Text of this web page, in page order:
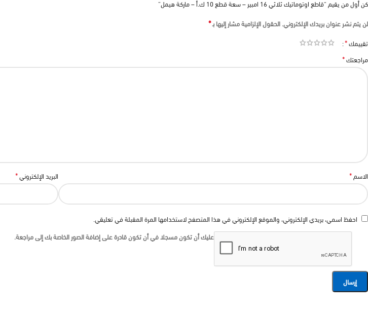
كن أول من يقيم “قاطع اوتوماتيك ثلاثي 16 امبير – سعة قطع 10 ك.أ – ماركة هيمل”
لن يتم نشر عنوان بريدك الإلكتروني.الحقول الإلزامية مشار إليها بـ*
تقييمك*
مراجعتك*
الاسم* البريد الإلكتروني*
احفظ اسمي، بريدي الإلكتروني، والموقع الإلكتروني في هذا المتصفح لاستخدامها المرة المقبلة في تعليقي.
عليك أن تكون مسجلا في أن تكون قادرة على إضافة الصور الخاصة بك إلى مراجعة.